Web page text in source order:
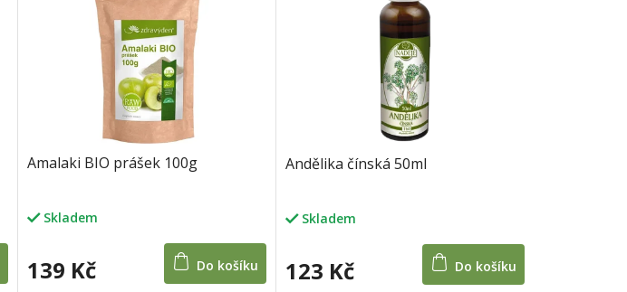
Amalaki BIO prášek 100g
Skladem
139 Kč Do košíku
Andělika čínská 50ml
Skladem
123 Kč Do košíku